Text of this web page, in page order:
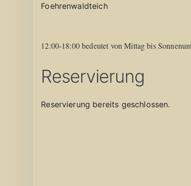
Foehrenwaldteich
12:00-18:00 bedeutet von Mittag bis
Reservierung
Reservierung bereits geschlossen.